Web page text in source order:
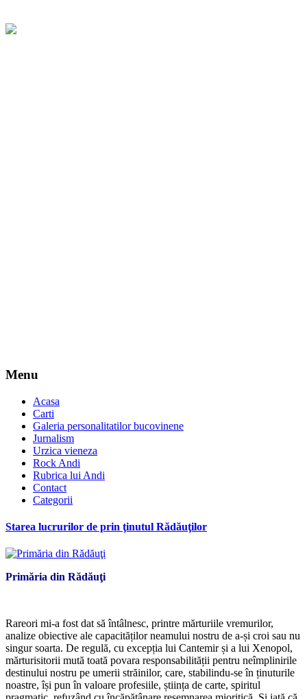
Menu
Acasa
Carti
Galeria personalitatilor bucovinene
Jurnalism
Urzica vieneza
Rock Andi
Rubrica lui Andi
Contact
Categorii
Starea lucrurilor de prin ţinutul Rădăuţilor
Primăria din Rădăuţi
Rareori mi-a fost dat să întâlnesc, printre mărturiile vremurilor,
analize obiective ale capacităților neamului nostru de a-și croi sau nu
singur soarta. De regulă, cu excepția lui Cantemir și a lui Xenopol,
mărturisitorii mută toată povara responsabilității pentru neîmplinirile
destinului nostru pe umerii străinilor, care, stabilindu-se în ținuturile
noastre, își pun în valoare profesiile, știința de carte, spiritul